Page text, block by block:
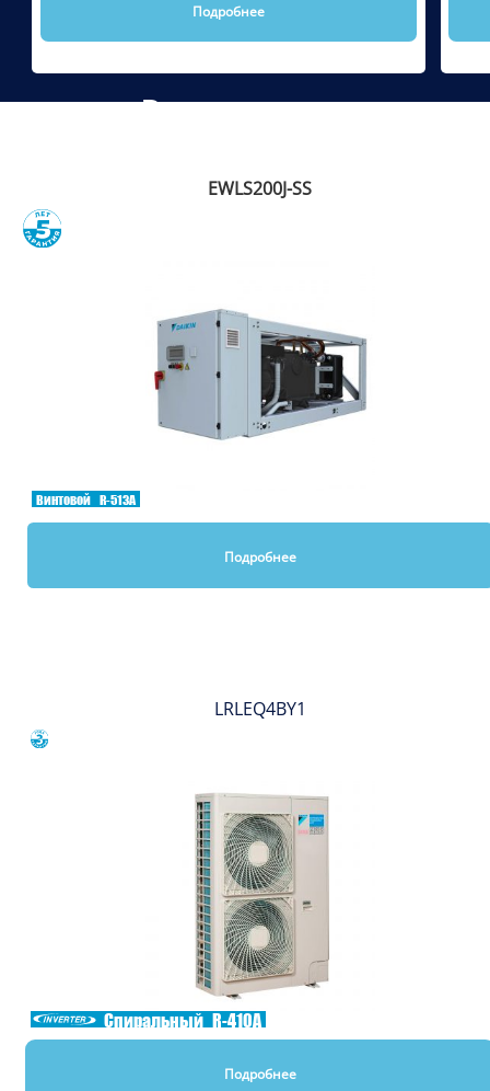
Подробнее
Рекомендуем
EWLS200J-SS
Винтовой R-513A
Подробнее
LRLEQ4BY1
Спиральный R-410A
Подробнее